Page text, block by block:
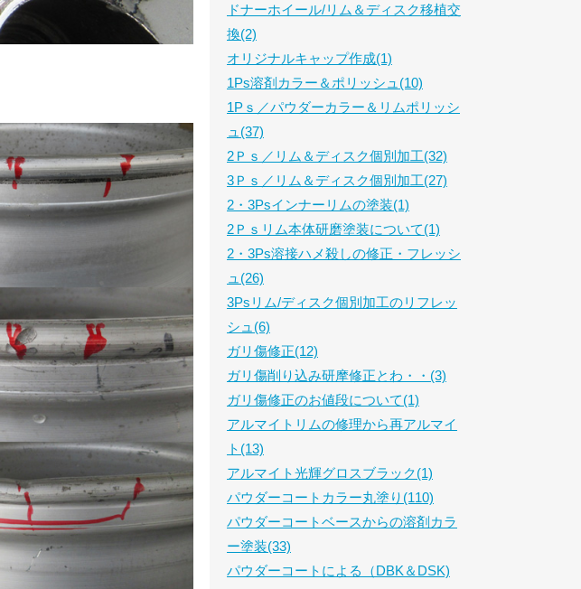
ドナーホイール/リム＆ディスク移植交
換(2)
オリジナルキャップ作成(1)
1Ps溶剤カラー＆ポリッシュ(10)
1Pｓ／パウダーカラー＆リムポリッシ
ュ(37)
2Ｐｓ／リム＆ディスク個別加工(32)
3Ｐｓ／リム＆ディスク個別加工(27)
2・3Psインナーリムの塗装(1)
2Ｐｓリム本体研磨塗装について(1)
2・3Ps溶接ハメ殺しの修正・フレッシ
ュ(26)
3Psリム/ディスク個別加工のリフレッ
シュ(6)
ガリ傷修正(12)
ガリ傷削り込み研摩修正とわ・・(3)
ガリ傷修正のお値段について(1)
アルマイトリムの修理から再アルマイ
ト(13)
アルマイト光輝グロスブラック(1)
パウダーコートカラー丸塗り(110)
パウダーコートベースからの溶剤カラ
ー塗装(33)
パウダーコートによる（DBK＆DSK)